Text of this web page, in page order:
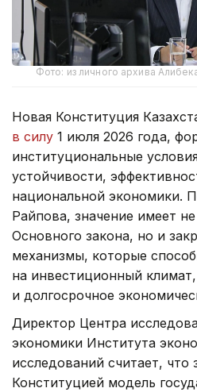
Фото: из личного архива
Новая Конституция
в силу 1 июля 2026 года,
институциональные
устойчивости,
национальной экономики.
Райпова, значение имеет
Основного закона, но и
механизмы, которые
на инвестиционный
и долгосрочное
Директор Центра
экономики Института
исследований считает, что
Конституцией модель